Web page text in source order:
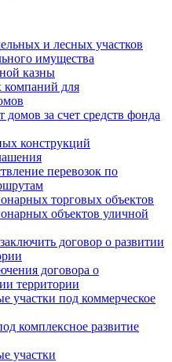
и лесных участков
имущества
казны
для
за счет средств фонда
конструкций
перевозок по
торговых объектов
объектов уличной
договор о развитии
договора о
территории
участки под коммерческое
комплексное развитие
участки